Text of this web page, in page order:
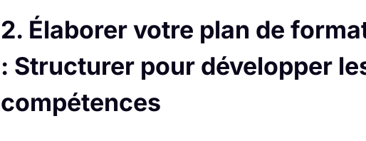
2. Élaborer votre plan de
: Structurer pour développer
compétences